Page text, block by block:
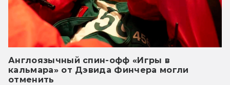
Англоязычный спин-офф «Игры в
кальмара» от Дэвида Финчера могли
отменить